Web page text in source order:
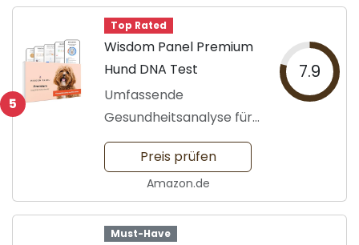
5
Top Rated
Wisdom Panel Premium
Hund DNA Test
Umfassende
Gesundheitsanalyse für
Hunde
7.9
Preis prüfen
Amazon.de
Must-Have